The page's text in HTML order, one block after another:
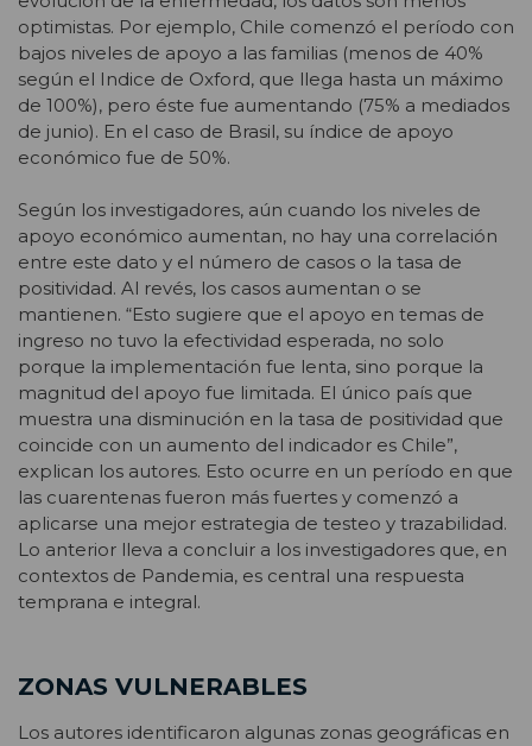
optimistas. Por ejemplo, Chile comenzó el período con
bajos niveles de apoyo a las familias (menos de 40%
según el Indice de Oxford, que llega hasta un máximo
de 100%), pero éste fue aumentando (75% a mediados
de junio). En el caso de Brasil, su índice de apoyo
económico fue de 50%.
Según los investigadores, aún cuando los niveles de
apoyo económico aumentan, no hay una correlación
entre este dato y el número de casos o la tasa de
positividad. Al revés, los casos aumentan o se
mantienen. “Esto sugiere que el apoyo en temas de
ingreso no tuvo la efectividad esperada, no solo
porque la implementación fue lenta, sino porque la
magnitud del apoyo fue limitada. El único país que
muestra una disminución en la tasa de positividad que
coincide con un aumento del indicador es Chile”,
explican los autores. Esto ocurre en un período en que
las cuarentenas fueron más fuertes y comenzó a
aplicarse una mejor estrategia de testeo y trazabilidad.
Lo anterior lleva a concluir a los investigadores que, en
contextos de Pandemia, es central una respuesta
temprana e integral.
ZONAS VULNERABLES
Los autores identificaron algunas zonas geográficas en